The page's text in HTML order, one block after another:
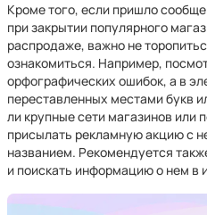
Кроме того, если пришло
при закрытии популярного
распродаже, важно не
ознакомиться. Например,
орфографических ошибок, а в
переставленных местами букв
ли крупные сети магазинов или
присылать рекламную акцию с
названием. Рекомендуется
и поискать информацию о нем в